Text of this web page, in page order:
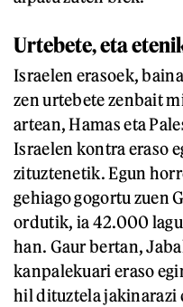
Urtebete, eta
Israelen erasoek,
zen urtebete zenbait
artean, Hamas eta
Israelen kontra eraso
zituztenetik. Egun
gehiago gogortu zuen
ordutik, ia 42.000
han. Gaur bertan,
kanpalekuari eraso
hil dituztela jakinarazi